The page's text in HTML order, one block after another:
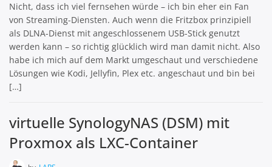
Nicht, dass ich viel fernsehen würde – ich bin eher ein Fan
von Streaming-Diensten. Auch wenn die Fritzbox prinzipiell
als DLNA-Dienst mit angeschlossenem USB-Stick genutzt
werden kann – so richtig glücklich wird man damit nicht. Also
habe ich mich auf dem Markt umgeschaut und verschiedene
Lösungen wie Kodi, Jellyfin, Plex etc. angeschaut und bin bei
[…]
virtuelle SynologyNAS (DSM) mit
Proxmox als LXC-Container